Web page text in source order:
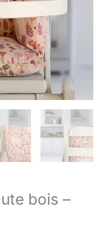
bois –